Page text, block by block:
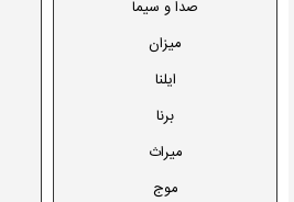
صدا و سيما
ميزان
ایلنا
برنا
میراث
موج